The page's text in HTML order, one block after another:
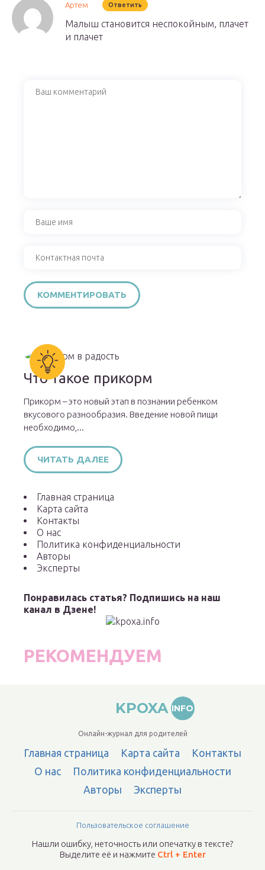
Артем Ответить
Малыш становится неспокойным, плачет
и плачет
Что такое прикорм
Прикорм – это новый этап в познании ребенком
вкусового разнообразия. Введение новой пищи
необходимо,...
ЧИТАТЬ ДАЛЕЕ
Главная страница
Карта сайта
Контакты
О нас
Политика конфиденциальности
Авторы
Эксперты
Понравилась статья? Подпишись на наш
канал в Дзене!
РЕКОМЕНДУЕМ
KPOXA INFO
Онлайн-журнал для родителей
Главная страница Карта сайта
Контакты
О нас
Политика конфиденциальности
Авторы
Эксперты
Пользовательское соглашение
Нашли ошибку, неточность или опечатку в тексте?
Выделите её и нажмите Ctrl + Enter